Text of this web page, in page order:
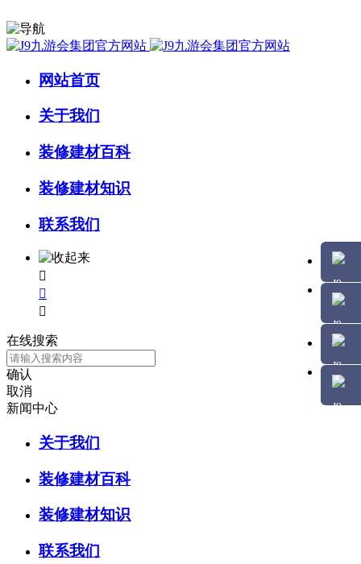
网站首页
关于我们
装修建材百科
装修建材知识
联系我们



在线搜索
确认
取消
新闻中心
关于我们
装修建材百科
装修建材知识
联系我们